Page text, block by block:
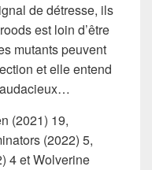
de détresse, ils
est loin d’être
mutants peuvent
et elle entend
(2021) 19,
(2022) 5,
4 et Wolverine